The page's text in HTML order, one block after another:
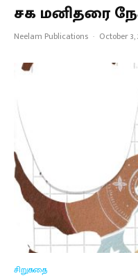
சக மனிதரை
Neelam Publications · October 3,
சிறுகதை